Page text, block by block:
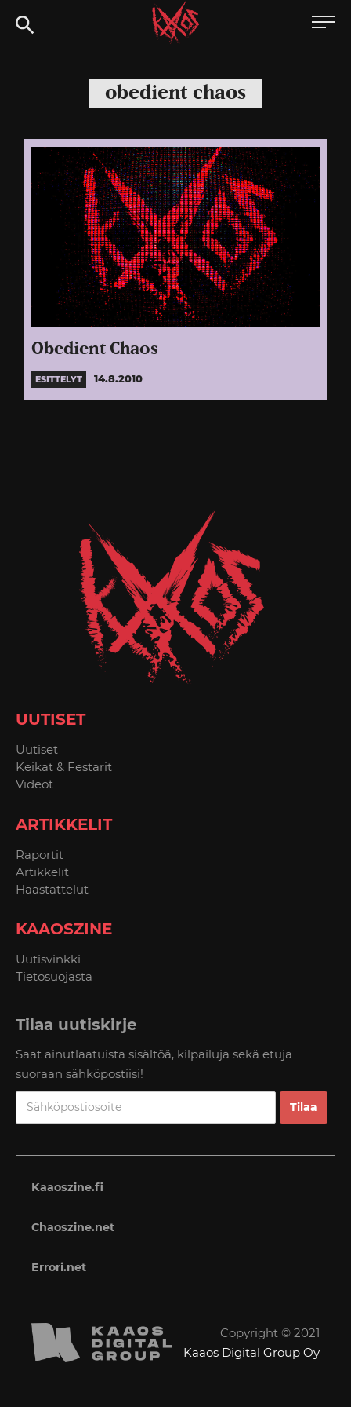
Siirry
suoraan
Kaaoszine
obedient chaos
Obedient Chaos
ESITTELYT 14.8.2010
UUTISET
Uutiset
Keikat & Festarit
Videot
ARTIKKELIT
Raportit
Artikkelit
Haastattelut
KAAOSZINE
Uutisvinkki
Tietosuojasta
Tilaa uutiskirje
Saat ainutlaatuista sisältöä, kilpailuja sekä etuja
suoraan sähköpostiisi!
Kaaoszine.fi
Chaoszine.net
Errori.net
Copyright © 2021
Kaaos Digital Group Oy